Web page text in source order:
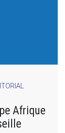
Afrique